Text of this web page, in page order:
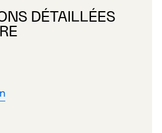
DÉTAILLÉES